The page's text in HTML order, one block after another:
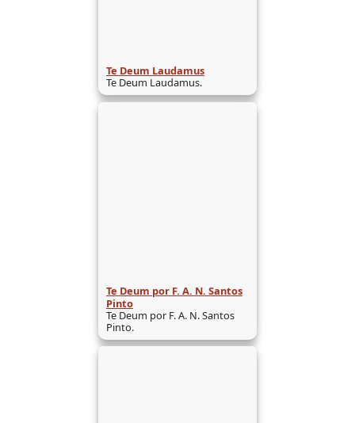
Te Deum Laudamus
Te Deum Laudamus.
Te Deum por F. A. N. Santos
Pinto
Te Deum por F. A. N. Santos
Pinto.